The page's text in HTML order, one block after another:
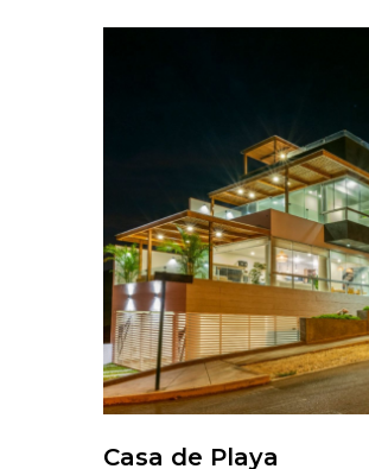
Casa de Playa